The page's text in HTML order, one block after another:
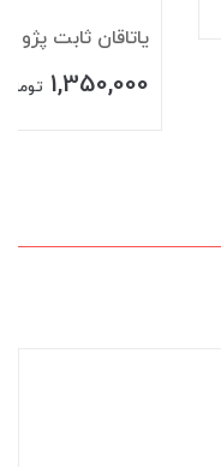
ياتاقان ثابت پژو TU3 30{گلدن}
1,350,000 تومان